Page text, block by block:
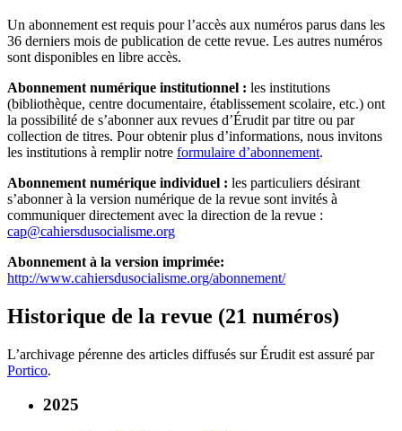
Un abonnement est requis pour l’accès aux numéros parus dans les
36 derniers mois de publication de cette revue. Les autres numéros
sont disponibles en libre accès.
Abonnement numérique institutionnel : les institutions
(bibliothèque, centre documentaire, établissement scolaire, etc.) ont
la possibilité de s’abonner aux revues d’Érudit par titre ou par
collection de titres. Pour obtenir plus d’informations, nous invitons
les institutions à remplir notre formulaire d’abonnement.
Abonnement numérique individuel : les particuliers désirant
s’abonner à la version numérique de la revue sont invités à
communiquer directement avec la direction de la revue :
cap@cahiersdusocialisme.org
Abonnement à la version imprimée:
http://www.cahiersdusocialisme.org/abonnement/
Historique de la revue (21 numéros)
L’archivage pérenne des articles diffusés sur Érudit est assuré par
Portico.
2025